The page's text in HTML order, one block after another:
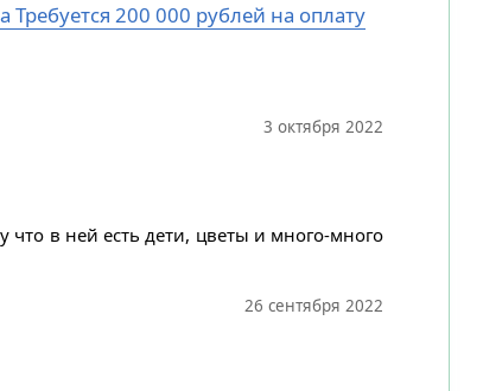
200 000 рублей на оплату
3 октября 2022
что в ней есть дети, цветы и много-много
26 сентября 2022